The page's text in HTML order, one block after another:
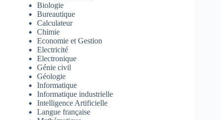
Biologie
Bureautique
Calculateur
Chimie
Economie et Gestion
Electricité
Electronique
Génie civil
Géologie
Informatique
Informatique industrielle
Intelligence Artificielle
Langue française